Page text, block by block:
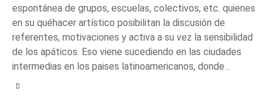
espontánea de grupos, escuelas, colectivos, etc. quienes
en su quéhacer artístico posibilitan la discusión de
referentes, motivaciones y activa a su vez la sensibilidad
de los apáticos. Eso viene sucediendo en las ciudades
intermedias en los paises latinoamericanos, donde…